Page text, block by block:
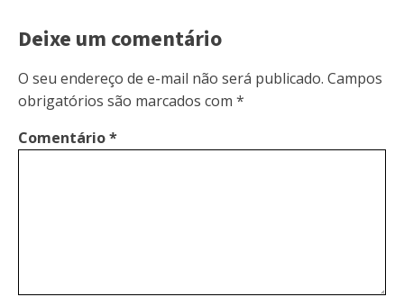
Deixe um comentário
O seu endereço de e-mail não será publicado. Campos
obrigatórios são marcados com *
Comentário*